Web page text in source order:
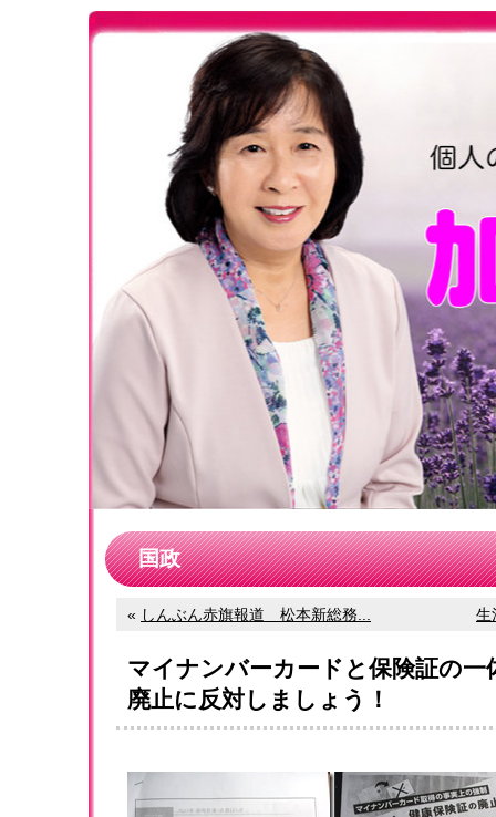
国政
« しんぶん赤旗報道 松本新総務... 生
マイナンバーカードと保険証の
廃止に反対しましょう！